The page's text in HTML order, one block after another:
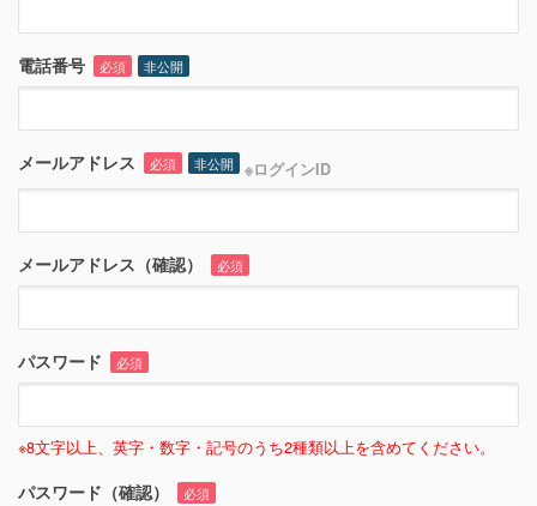
電話番号 必須 非公開
メールアドレス 必須 非公開 ※ログインID
メールアドレス（確認） 必須
パスワード 必須
※8文字以上、英字・数字・記号のうち2種類以上を含めてください。
パスワード（確認） 必須